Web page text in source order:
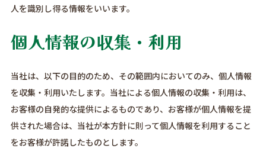
人を識別し得る情報をいいます。
個人情報の収集・利用
当社は、以下の目的のため、その範囲内においてのみ、個人情報
を収集・利用いたします。当社による個人情報の収集・利用は、
お客様の自発的な提供によるものであり、お客様が個人情報を提
供された場合は、当社が本方針に則って個人情報を利用すること
をお客様が許諾したものとします。